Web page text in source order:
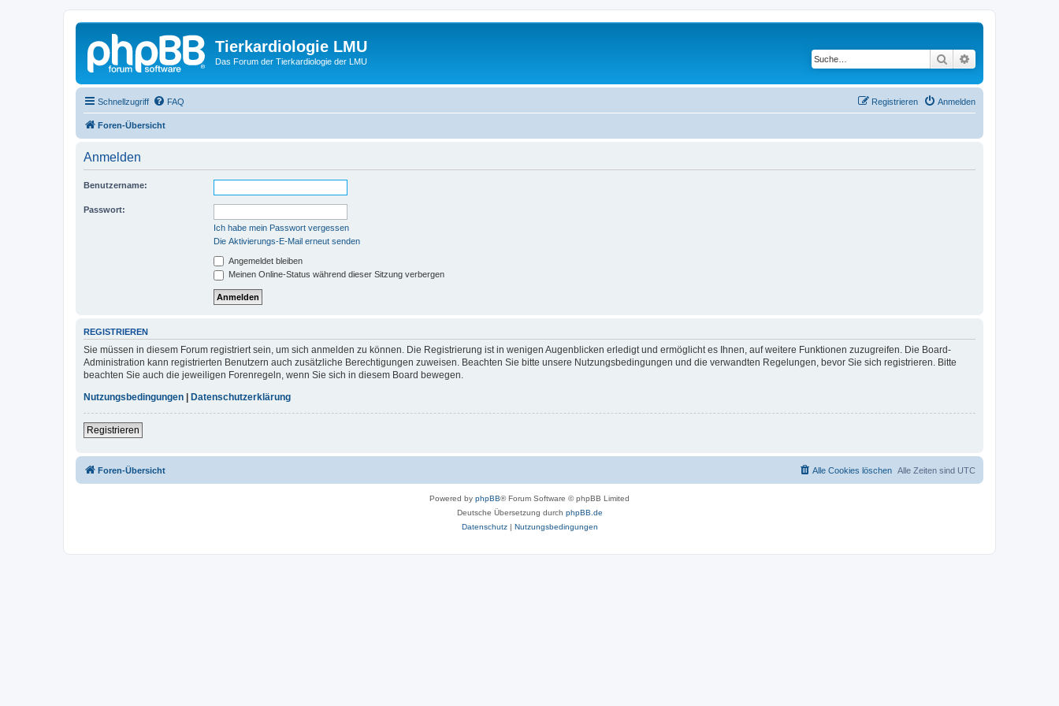
Tierkardiologie LMU
Das Forum der Tierkardiologie der LMU Suche
Schnellzugriff FAQ Anmelden
Registrieren
Foren-Übersicht
Anmelden
Benutzername:
Passwort:
Ich habe mein Passwort vergessen
Die Aktivierungs-E-Mail erneut senden
Angemeldet bleiben
Meinen Online-Status während dieser Sitzung verbergen
REGISTRIEREN
Sie müssen in diesem Forum registriert sein, um sich anmelden zu können. Die Registrierung ist in wenigen Augenblicken erledigt und ermöglicht es Ihnen, auf weitere Funktionen zuzugreifen. Die Board-
Administration kann registrierten Benutzern auch zusätzliche Berechtigungen zuweisen. Beachten Sie bitte unsere Nutzungsbedingungen und die verwandten Regelungen, bevor Sie sich registrieren. Bitte
beachten Sie auch die jeweiligen Forenregeln, wenn Sie sich in diesem Board bewegen.
Nutzungsbedingungen
Datenschutzerklärung
Registrieren
Foren-Übersicht Alle Zeiten sind UTC
Alle Cookies löschen
Powered by phpBB® Forum Software © phpBB Limited
Deutsche Übersetzung durch phpBB.de
Datenschutz| Nutzungsbedingungen